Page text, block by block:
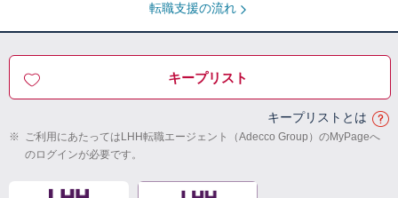
転職支援の流れ
キープリスト
キープリストとは
※ ご利用にあたってはLHH転職エージェント（Adecco Group）のMyPageへ
のログインが必要です。